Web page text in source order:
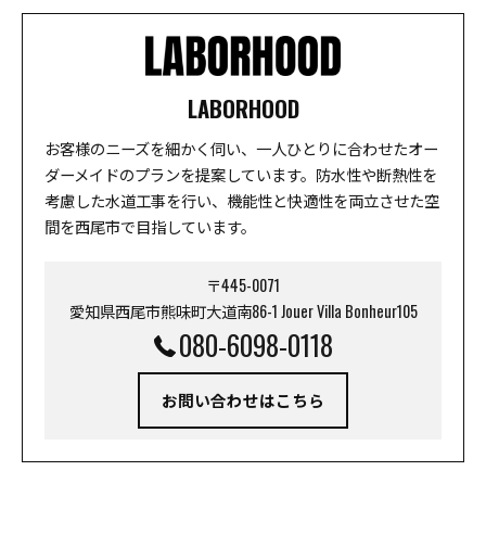
LABORHOOD
お客様のニーズを細かく伺い、一人ひとりに合わせたオー
ダーメイドのプランを提案しています。防水性や断熱性を
考慮した水道工事を行い、機能性と快適性を両立させた空
間を西尾市で目指しています。
〒445-0071
愛知県西尾市熊味町大道南86-1 Jouer Villa Bonheur105
080-6098-0118
お問い合わせはこちら